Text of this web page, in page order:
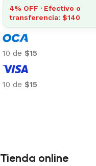
4% OFF · Efectivo o
transferencia: $140
10 de $15
10 de $15
Tienda online